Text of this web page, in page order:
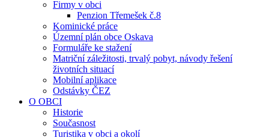
Firmy v obci
Penzion Třemešek č.8
Kominické práce
Územní plán obce Oskava
Formuláře ke stažení
Matriční záležitosti, trvalý pobyt, návody řešení
životních situací
Mobilní aplikace
Odstávky ČEZ
O OBCI
Historie
Současnost
Turistika v obci a okolí